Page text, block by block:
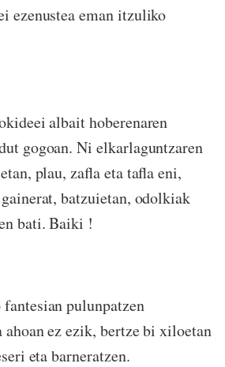
ezenustea eman itzuliko
albait hoberenaren
gogoan. Ni elkarlaguntzaren
plau, zafla eta tafla eni,
batzuietan, odolkiak
bati. Baiki !
pulunpatzen
ez ezik, bertze bi xiloetan
eta barneratzen.